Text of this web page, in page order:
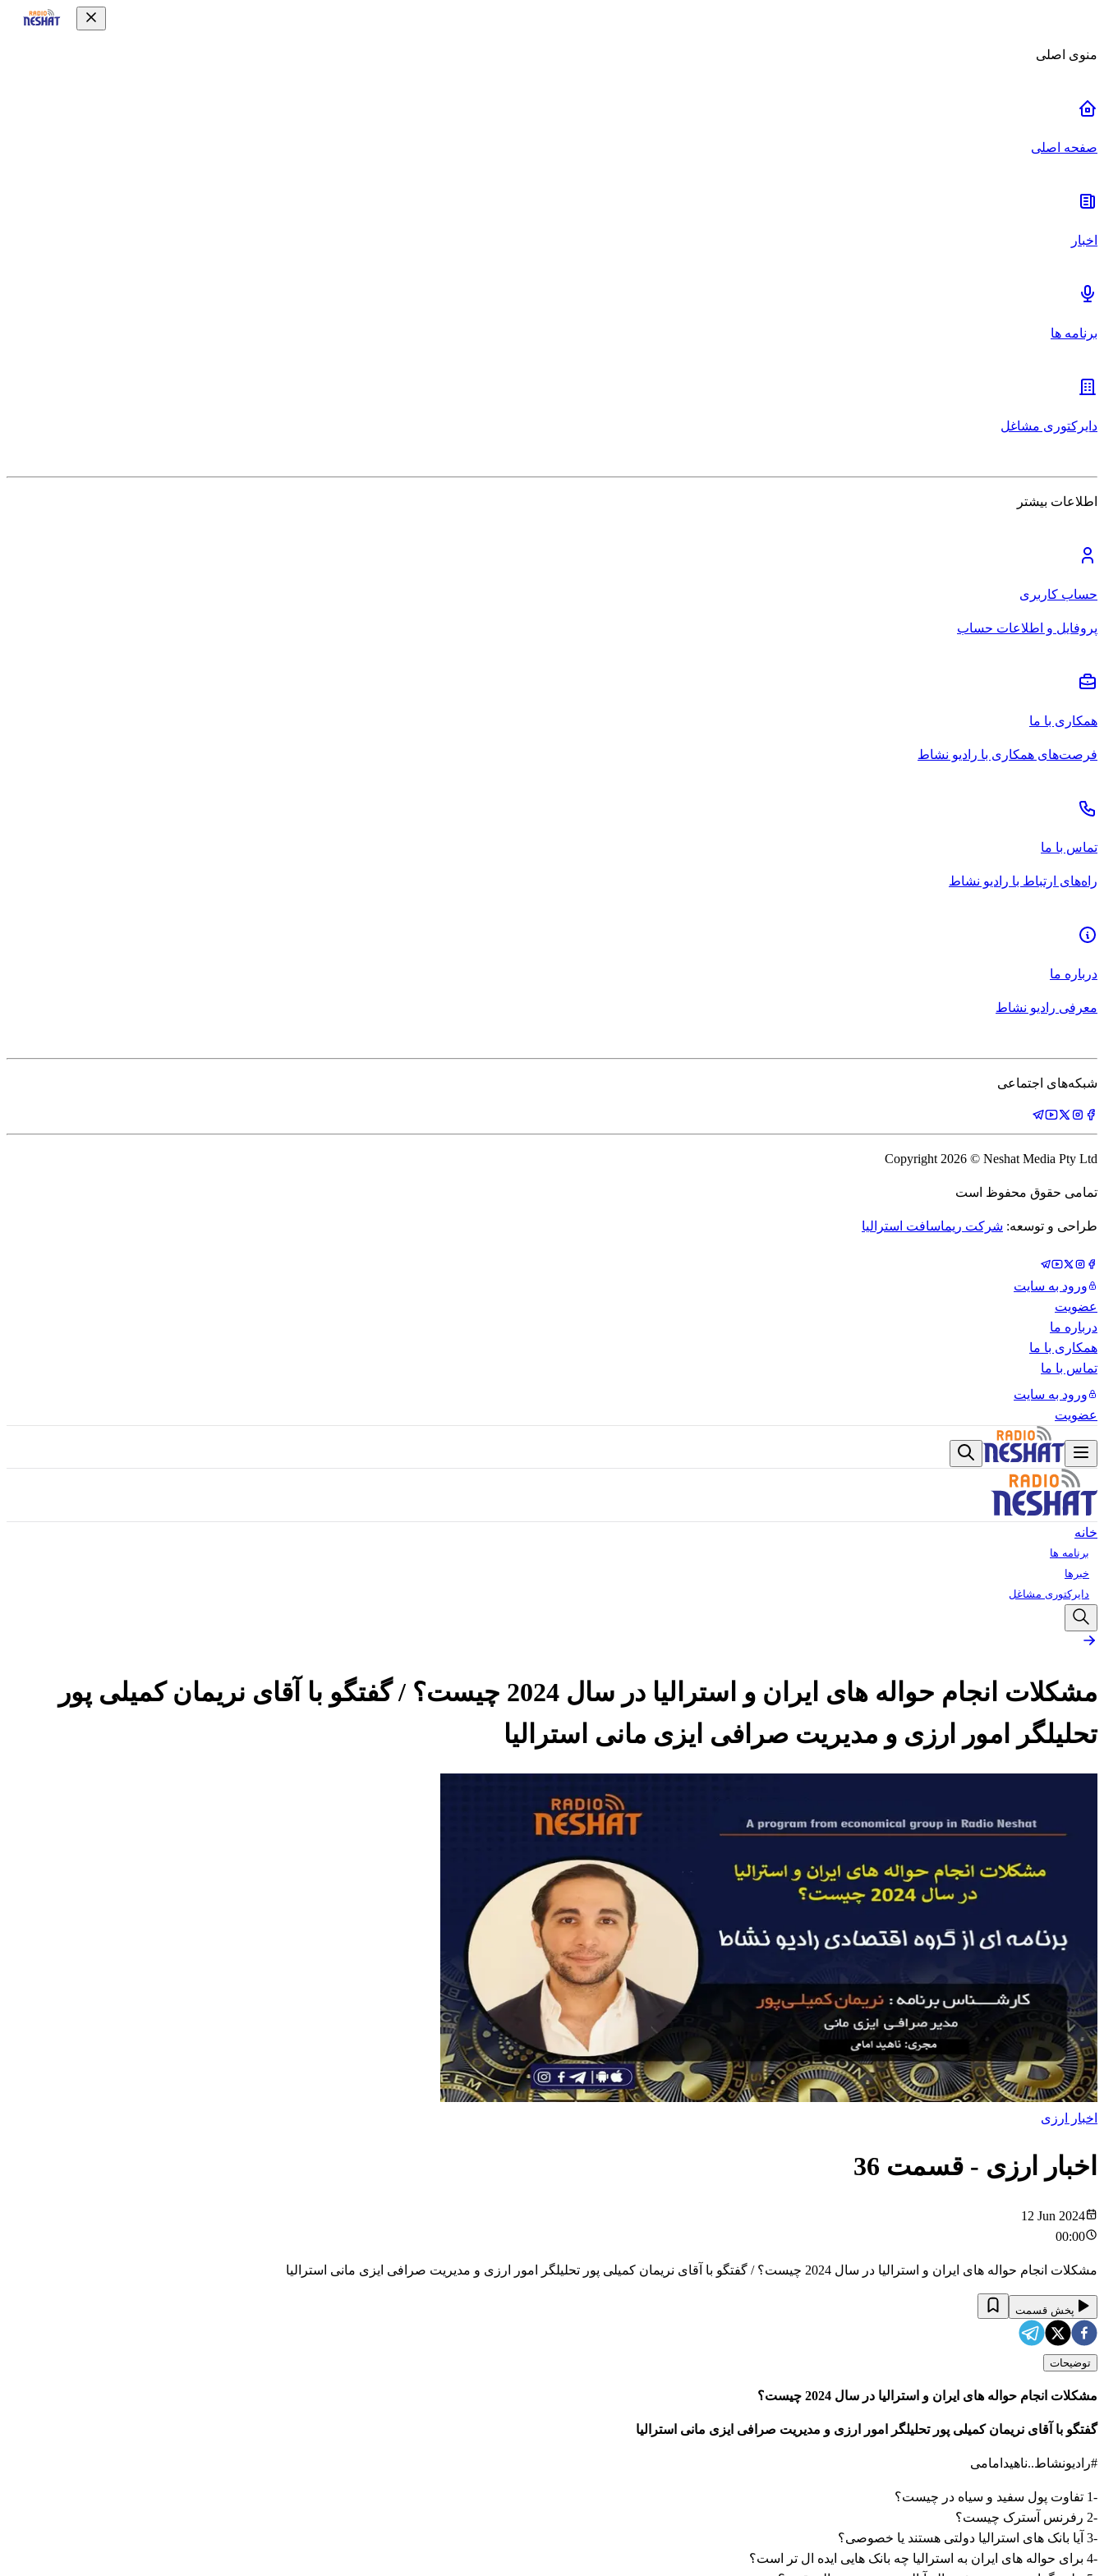
منوی اصلی
صفحه اصلی
اخبار
برنامه ها
دایرکتوری مشاغل
اطلاعات بیشتر
حساب کاربری
پروفایل و اطلاعات حساب
همکاری با ما
فرصت‌های همکاری با رادیو نشاط
تماس با ما
راه‌های ارتباط با رادیو نشاط
درباره ما
معرفی رادیو نشاط
شبکه‌های اجتماعی
Copyright 2026 © Neshat Media Pty Ltd
تمامی حقوق محفوظ است
طراحی و توسعه: شرکت ریماسافت استرالیا
ورود به سایت
عضویت
درباره ما
همکاری با ما
تماس با ما
ورود به سایت
عضویت
خانه
برنامه ها
خبرها
دایرکتوری مشاغل
مشکلات انجام حواله های ایران و استرالیا در سال 2024 چیست؟ / گفتگو با آقای نریمان کمیلی پور
تحلیلگر امور ارزی و مدیریت صرافی ایزی مانی استرالیا
اخبار ارزی
اخبار ارزی - قسمت 36
12 Jun 2024
00:00
مشکلات انجام حواله های ایران و استرالیا در سال 2024 چیست؟ / گفتگو با آقای نریمان کمیلی پور تحلیلگر امور ارزی و مدیریت صرافی ایزی مانی استرالیا
پخش قسمت
توضیحات
مشکلات انجام حواله های ایران و استرالیا در سال 2024 چیست؟
گفتگو با آقای نریمان کمیلی پور تحلیلگر امور ارزی و مدیریت صرافی ایزی مانی استرالیا
#رادیونشاط..ناهیدامامی
-1 تفاوت پول سفید و سیاه در چیست؟
-2 رفرنس آسترک چیست؟
-3 آیا بانک های استرالیا دولتی هستند یا خصوصی؟
-4 برای حواله های ایران به استرالیا چه بانک هایی ایده ال تر است؟